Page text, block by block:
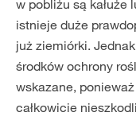
w pobliżu są kałuże
istnieje duże
już ziemiórki.
środków ochrony
wskazane,
całkowicie